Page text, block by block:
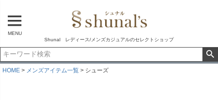
MENU
Shunal レディース/メンズカジュアルのセレクトショップ
HOME メンズアイテム一覧 シューズ